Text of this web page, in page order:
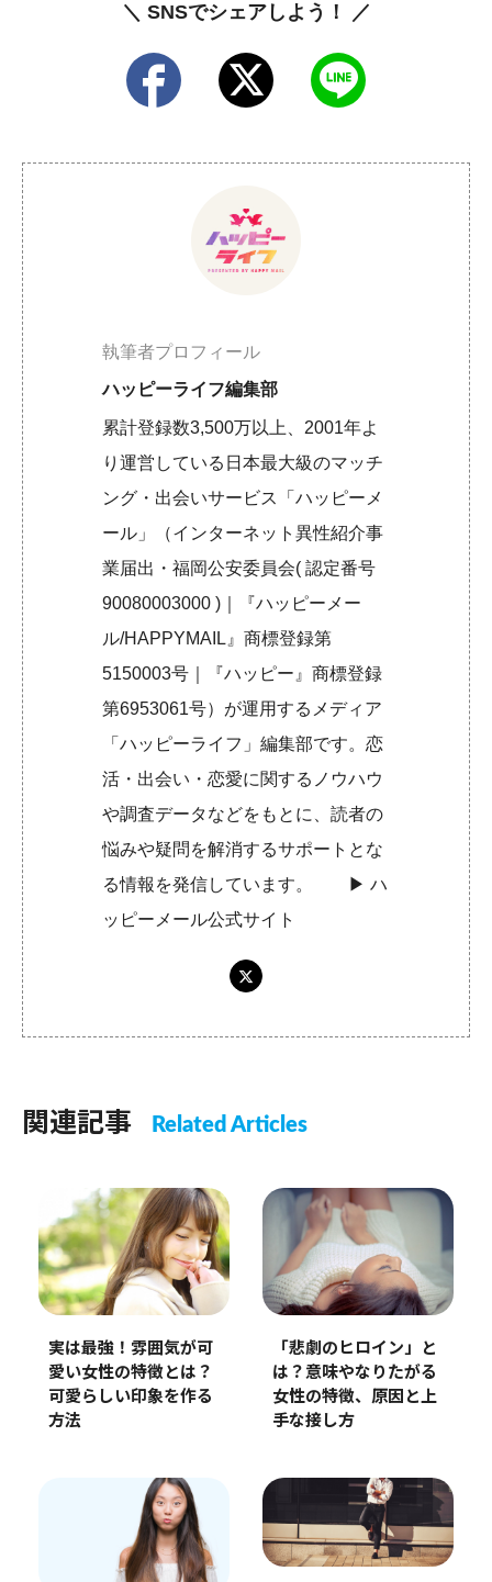
＼ SNSでシェアしよう！ ／
執筆者プロフィール
ハッピーライフ編集部
累計登録数3,500万以上、2001年よ
り運営している日本最大級のマッチ
ング・出会いサービス「ハッピーメ
ール」（インターネット異性紹介事
業届出・福岡公安委員会( 認定番号
90080003000 )｜『ハッピーメー
ル/HAPPYMAIL』商標登録第
5150003号｜『ハッピー』商標登録
第6953061号）が運用するメディア
「ハッピーライフ」編集部です。恋
活・出会い・恋愛に関するノウハウ
や調査データなどをもとに、読者の
悩みや疑問を解消するサポートとな
る情報を発信しています。 ▶︎ハ
ッピーメール公式サイト
関連記事 Related Articles
実は最強！雰囲気が可
愛い女性の特徴とは？
可愛らしい印象を作る
方法
「悲劇のヒロイン」と
は？意味やなりたがる
女性の特徴、原因と上
手な接し方